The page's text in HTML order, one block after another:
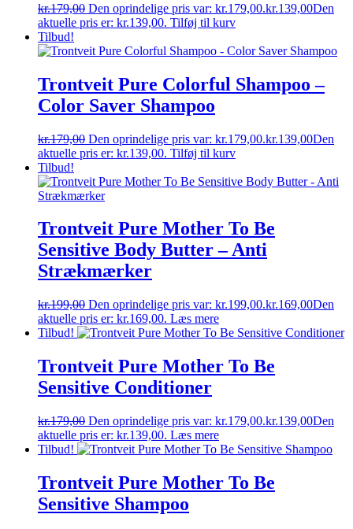
kr.179,00 Den oprindelige pris var: kr.179,00.kr.139,00Den
aktuelle pris er: kr.139,00. Tilføj til kurv
Tilbud!
Trontveit Pure Colorful Shampoo –
Color Saver Shampoo
kr.179,00 Den oprindelige pris var: kr.179,00.kr.139,00Den
aktuelle pris er: kr.139,00. Tilføj til kurv
Tilbud!
Trontveit Pure Mother To Be
Sensitive Body Butter – Anti
Strækmærker
kr.199,00 Den oprindelige pris var: kr.199,00.kr.169,00Den
aktuelle pris er: kr.169,00. Læs mere
Tilbud!
Trontveit Pure Mother To Be
Sensitive Conditioner
kr.179,00 Den oprindelige pris var: kr.179,00.kr.139,00Den
aktuelle pris er: kr.139,00. Læs mere
Tilbud!
Trontveit Pure Mother To Be
Sensitive Shampoo